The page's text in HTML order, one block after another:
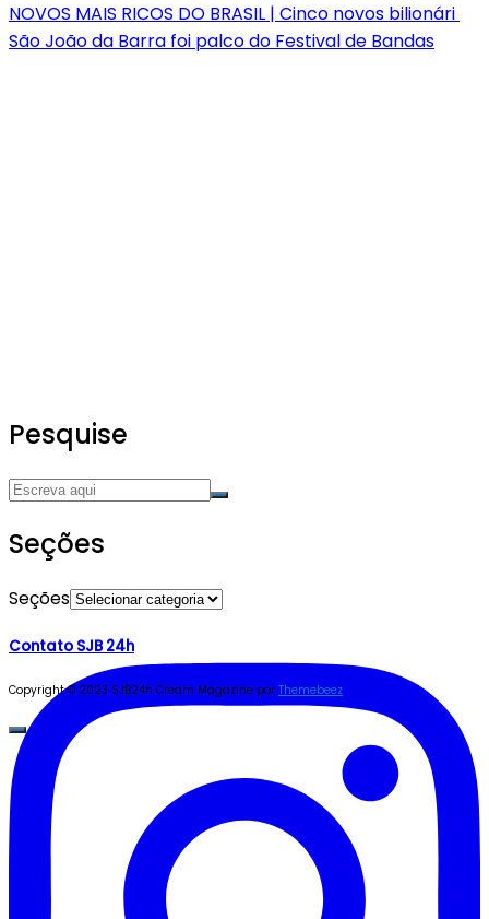
NOVOS MAIS RICOS DO BRASIL | Cinco novos bilionári
São João da Barra foi palco do Festival de Bandas
Pesquise
Seções
Seções
Contato SJB 24h
Copyright © 2023 SJB24h Cream Magazine por Themebeez